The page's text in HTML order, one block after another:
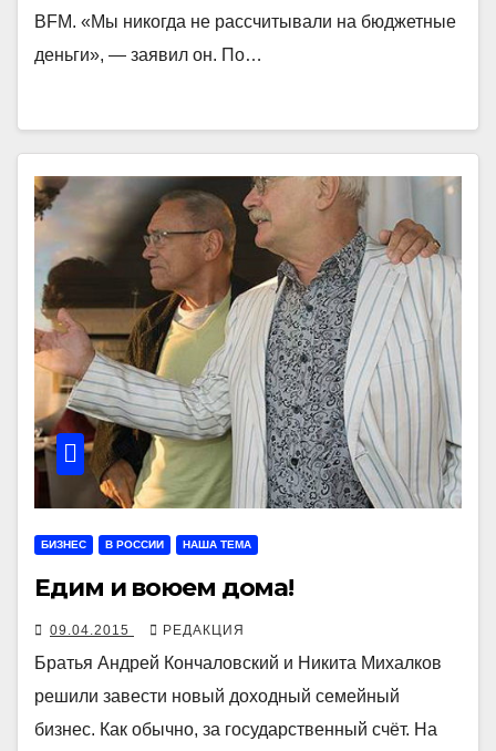
BFM. «Мы никогда не рассчитывали на бюджетные
деньги», — заявил он. По…
БИЗНЕС В РОССИИ НАША ТЕМА
Едим и воюем дома!
09.04.2015 РЕДАКЦИЯ
Братья Андрей Кончаловский и Никита Михалков
решили завести новый доходный семейный
бизнес. Как обычно, за государственный счёт. На